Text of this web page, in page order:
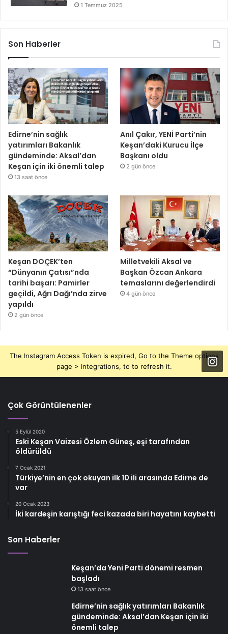
1 Temmuz 2025
Son Haberler
Edirne’nin sağlık
yatırımları Bakanlık
gündeminde: Aksal’dan
Keşan için iki önemli talep
13 saat önce
Anıl Çakır, YENİ Parti’nin
Keşan’daki Kurucu İlçe
Başkanı oldu
2 gün önce
Keşan DOÇEK’ten
“Dünyanın Çatısı”nda
tarihi başarı: Pamirler
geçildi, Ağrı Dağı’nda zirve
yapıldı
2 gün önce
Milletvekili Aksal ve
Başkan Özcan Ankara
temaslarını değerlendirdi
4 gün önce
The Instagram Access Token is expired, Go to the Theme options
page > Integrations, to to refresh it.
Çok Görüntülenenler
5 Eylül 2020
Eski Keşan Vaizesi Özlem Güneş, eşi tarafından
öldürüldü
7 Ocak 2021
Türkiye’nin en çok okuyan ilk 10 ili arasında Edirne de
var
20 Ocak 2023
İki kardeşin karıştığı feci kazada biri hayatını kaybetti
Son Haberler
Keşan’da Yeni Parti dönemi resmen
başladı
13 saat önce
Edirne’nin sağlık yatırımları Bakanlık
gündeminde: Aksal’dan Keşan için iki
önemli talep